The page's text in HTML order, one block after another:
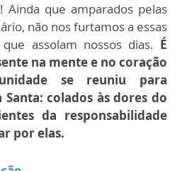
Ainda que amparados pelas
não nos furtamos a essas
assolam nossos dias. É
na mente e no coração
se reuniu para
colados às dores do
da responsabilidade
por elas.